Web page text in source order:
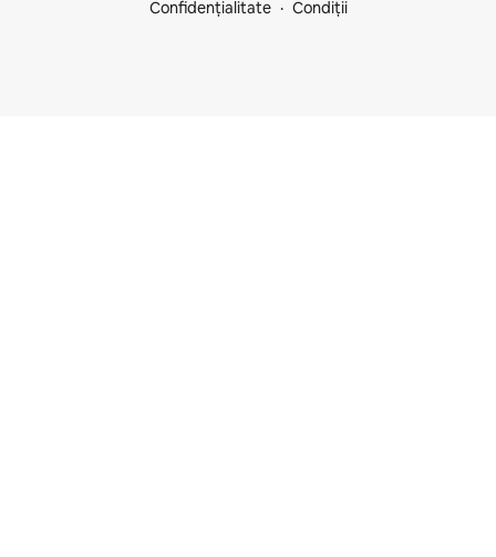
Confidențialitate
Condiții